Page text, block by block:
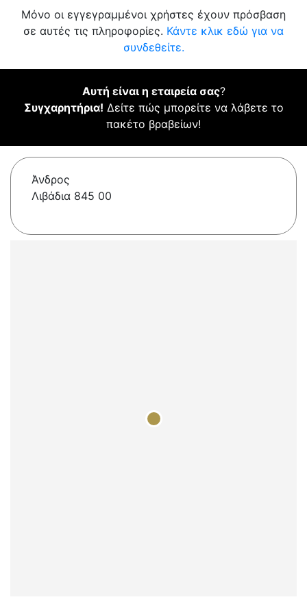
Μόνο οι εγγεγραμμένοι χρήστες έχουν πρόσβαση
σε αυτές τις πληροφορίες. Κάντε κλικ εδώ για να
συνδεθείτε.
Αυτή είναι η εταιρεία σας?
Συγχαρητήρια! Δείτε πώς μπορείτε να λάβετε το
πακέτο βραβείων!
Άνδρος
Λιβάδια 845 00